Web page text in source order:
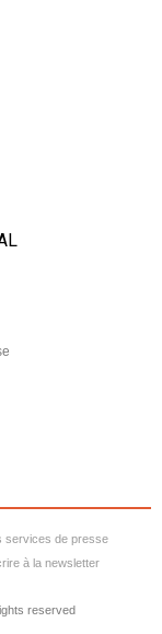
services de presse
à la newsletter
reserved